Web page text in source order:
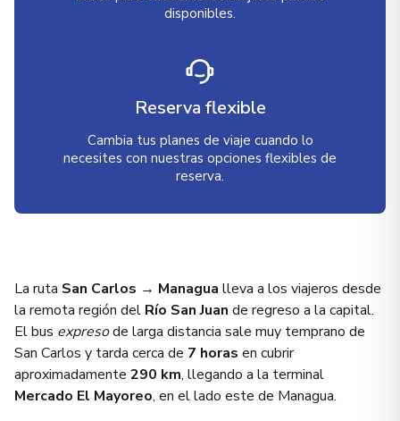
disponibles.
Reserva flexible
Cambia tus planes de viaje cuando lo
necesites con nuestras opciones flexibles de
reserva.
La ruta San Carlos → Managua lleva a los viajeros desde
la remota región del Río San Juan de regreso a la capital.
El bus expresode larga distancia sale muy temprano de
San Carlos y tarda cerca de 7 horas en cubrir
aproximadamente 290 km, llegando a la terminal
Mercado El Mayoreo, en el lado este de Managua.